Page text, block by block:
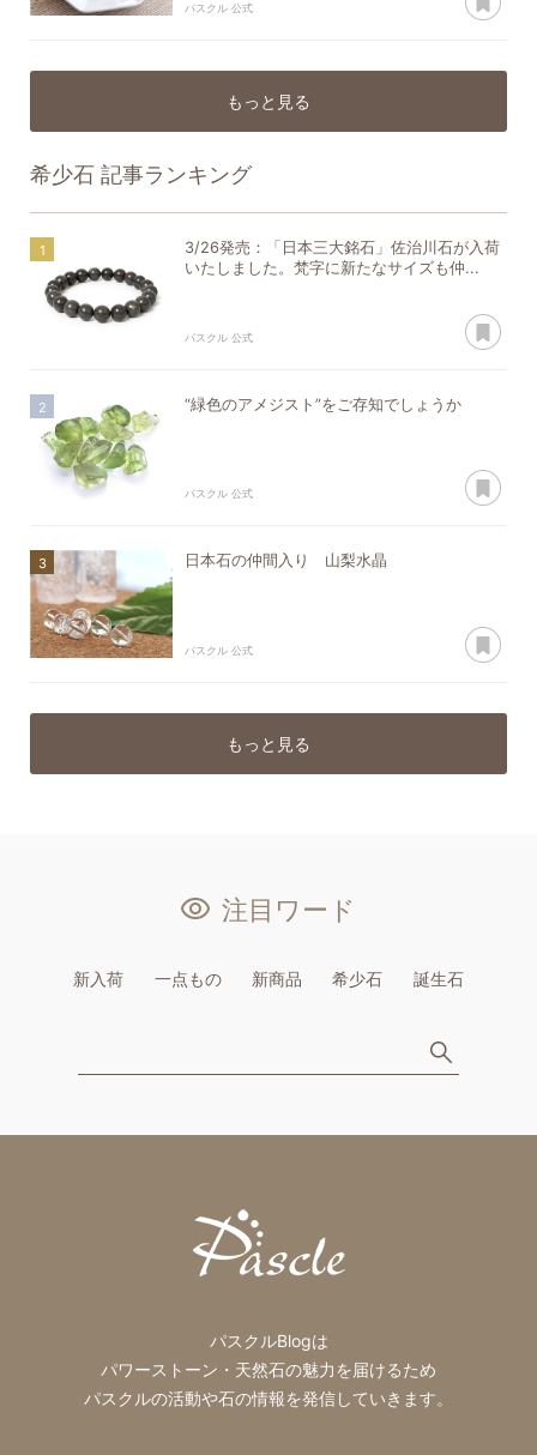
パスクル 公式
もっと見る
希少石 記事ランキング
3/26発売：「日本三大銘石」佐治川石が入荷
いたしました。梵字に新たなサイズも仲...
パスクル 公式
“緑色のアメジスト”をご存知でしょうか
パスクル 公式
日本石の仲間入り 山梨水晶
パスクル 公式
もっと見る
注目ワード
新入荷 一点もの 新商品 希少石 誕生石
パスクルBlogは
パワーストーン・天然石の魅力を届けるため
パスクルの活動や石の情報を発信していきます。